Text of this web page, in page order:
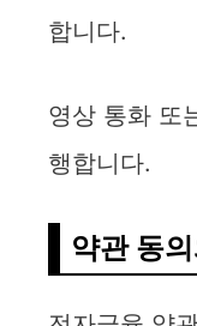
합니다.
영상 통화 또
행합니다.
약관 동